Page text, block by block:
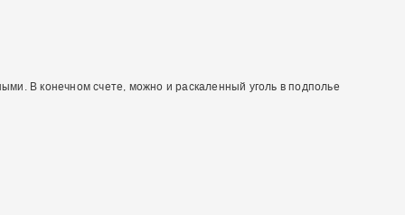
В конечном счете, можно и раскаленный уголь в подполье